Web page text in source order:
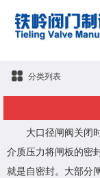
分类列表
大口径闸阀关闭
介质压力将闸板的密
就是自密封。大部分